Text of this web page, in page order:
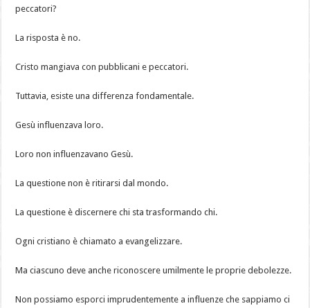
peccatori?
La risposta è no.
Cristo mangiava con pubblicani e peccatori.
Tuttavia, esiste una differenza fondamentale.
Gesù influenzava loro.
Loro non influenzavano Gesù.
La questione non è ritirarsi dal mondo.
La questione è discernere chi sta trasformando chi.
Ogni cristiano è chiamato a evangelizzare.
Ma ciascuno deve anche riconoscere umilmente le proprie debolezze.
Non possiamo esporci imprudentemente a influenze che sappiamo ci